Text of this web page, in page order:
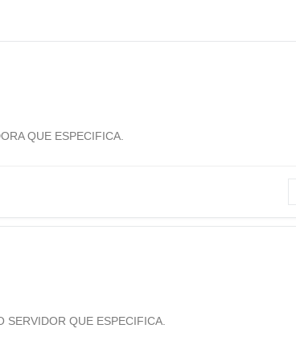
QUE ESPECIFICA.
SERVIDOR QUE ESPECIFICA.